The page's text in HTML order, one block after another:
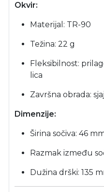
Okvir:
Materijal: TR-90
Težina: 22 g
Fleksibilnost:
lica
Završna obrada:
Dimenzije:
Širina sočiva: 46
Razmak između
Dužina drški: 135